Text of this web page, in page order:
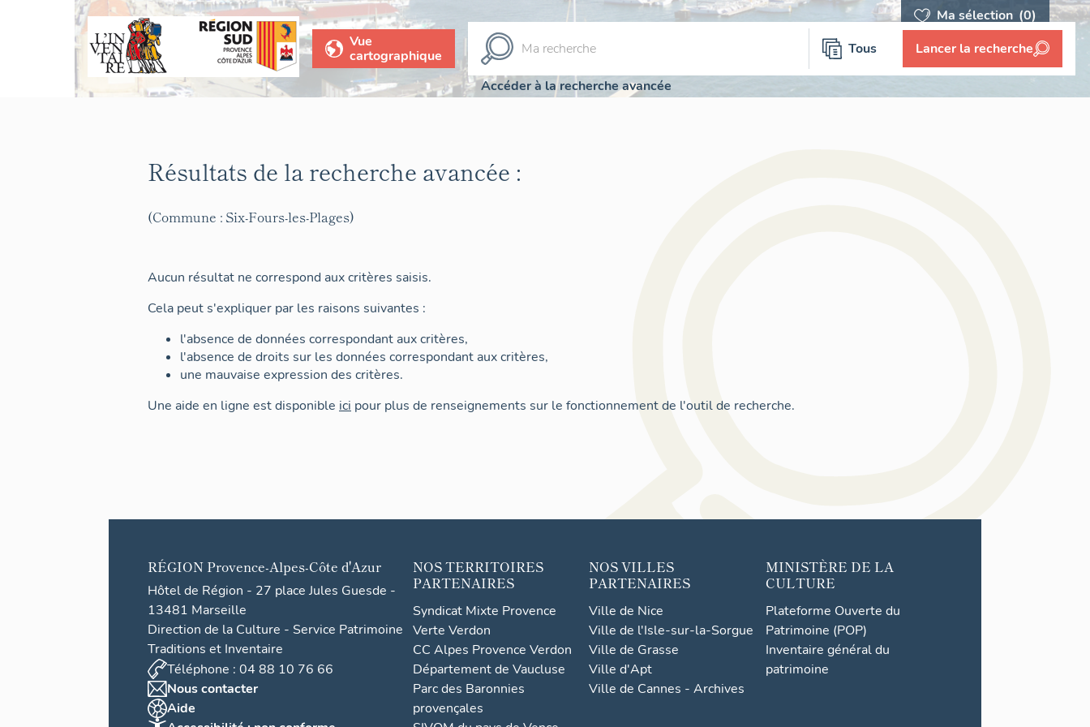
Ma sélection (0)
Vue
cartographique
Tous Lancer la recherche
Accéder à la recherche avancée
Résultats de la recherche avancée :
(Commune : Six-Fours-les-Plages)
Aucun résultat ne correspond aux critères saisis.
Cela peut s'expliquer par les raisons suivantes :
l'absence de données correspondant aux critères,
l'absence de droits sur les données correspondant aux critères,
une mauvaise expression des critères.
Une aide en ligne est disponible ici pour plus de renseignements sur le fonctionnement de l'outil de recherche.
RÉGION Provence-Alpes-Côte d'Azur
Hôtel de Région - 27 place Jules Guesde -
13481 Marseille
Direction de la Culture - Service Patrimoine
Traditions et Inventaire
Téléphone : 04 88 10 76 66
Nous contacter
Aide
NOS TERRITOIRES
PARTENAIRES
Syndicat Mixte Provence
Verte Verdon
CC Alpes Provence Verdon
Département de Vaucluse
Parc des Baronnies
provençales
NOS VILLES
PARTENAIRES
Ville de Nice
Ville de l'Isle-sur-la-Sorgue
Ville de Grasse
Ville d'Apt
Ville de Cannes - Archives
MINISTÈRE DE LA
CULTURE
Plateforme Ouverte du
Patrimoine (POP)
Inventaire général du
patrimoine